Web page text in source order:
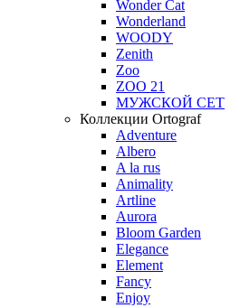
Wonder Cat
Wonderland
WOODY
Zenith
Zoo
ZOO 21
МУЖСКОЙ СЕТ
Коллекции Ortograf
Adventure
Albero
A la rus
Animality
Artline
Aurora
Bloom Garden
Elegance
Element
Fancy
Enjoy